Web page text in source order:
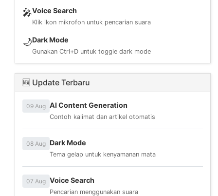
🎤Voice Search
Klik ikon mikrofon untuk pencarian suara
🌙Dark Mode
Gunakan Ctrl+D untuk toggle dark mode
🆕 Update Terbaru
09 Aug AI Content Generation
Contoh kalimat dan artikel otomatis
08 Aug Dark Mode
Tema gelap untuk kenyamanan mata
07 Aug Voice Search
Pencarian menggunakan suara